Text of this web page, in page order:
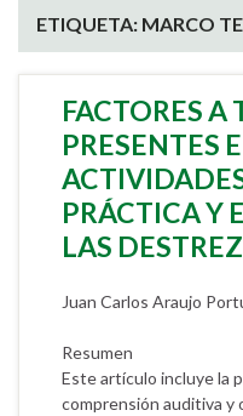
ETIQUETA: MARCO
FACTORES A
PRESENTES
PRÁCTICA Y
LAS
Juan Carlos Araujo
Resumen
Este artículo incluye la
comprensión auditiva y